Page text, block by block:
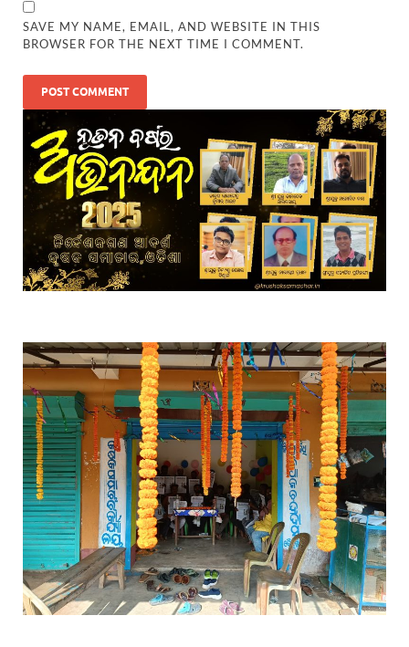
SAVE MY NAME, EMAIL, AND WEBSITE IN THIS
BROWSER FOR THE NEXT TIME I COMMENT.